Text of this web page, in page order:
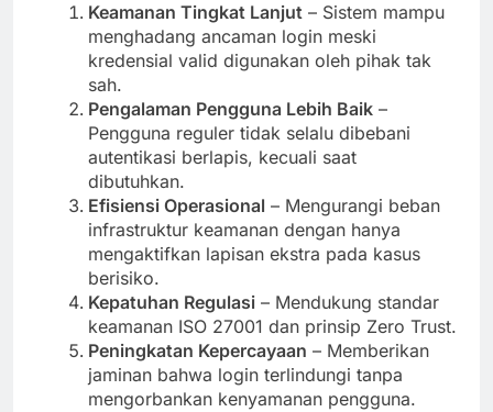
Keamanan Tingkat Lanjut – Sistem mampu
menghadang ancaman login meski
kredensial valid digunakan oleh pihak tak
sah.
Pengalaman Pengguna Lebih Baik –
Pengguna reguler tidak selalu dibebani
autentikasi berlapis, kecuali saat
dibutuhkan.
Efisiensi Operasional – Mengurangi beban
infrastruktur keamanan dengan hanya
mengaktifkan lapisan ekstra pada kasus
berisiko.
Kepatuhan Regulasi – Mendukung standar
keamanan ISO 27001 dan prinsip Zero Trust.
Peningkatan Kepercayaan – Memberikan
jaminan bahwa login terlindungi tanpa
mengorbankan kenyamanan pengguna.